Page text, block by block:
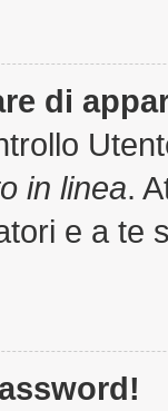
di
in linea.
e a te